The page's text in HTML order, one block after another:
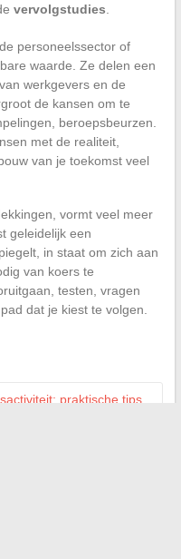
vervolgstudies
personeelssector of
waarde. Ze delen een
werkgevers en de
de kansen om te
beroepsbeurzen.
met de realiteit,
van je toekomst veel
vormt veel meer
geleidelijk een
in staat om zich aan
van koers te
testen, vragen
dat je kiest te volgen.
praktische tips